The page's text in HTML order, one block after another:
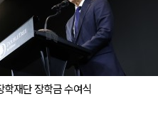
학재단 장학금 수여식